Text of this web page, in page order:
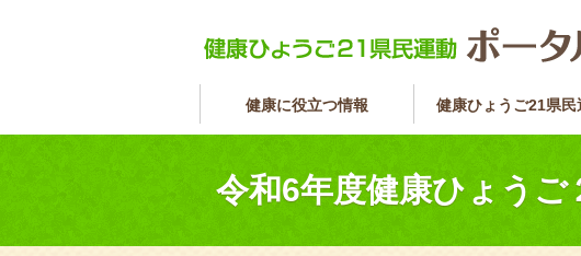
健康に役立つ情報 健康ひょうご21県民
令和6年度健康ひょうご